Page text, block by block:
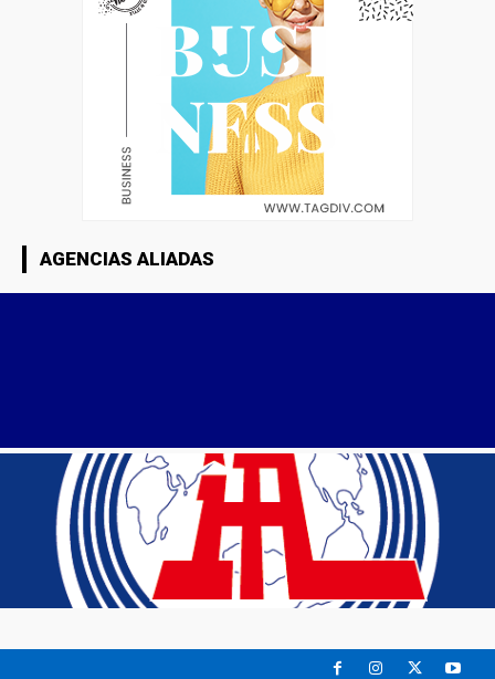
AGENCIAS ALIADAS